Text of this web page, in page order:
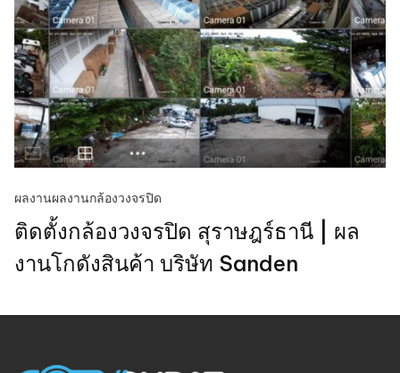
ผลงานผลงานกล้องวงจรปิด
ติดตั้งกล้องวงจรปิด สุราษฎร์ธานี | ผล
งานโกดังสินค้า บริษัท Sanden